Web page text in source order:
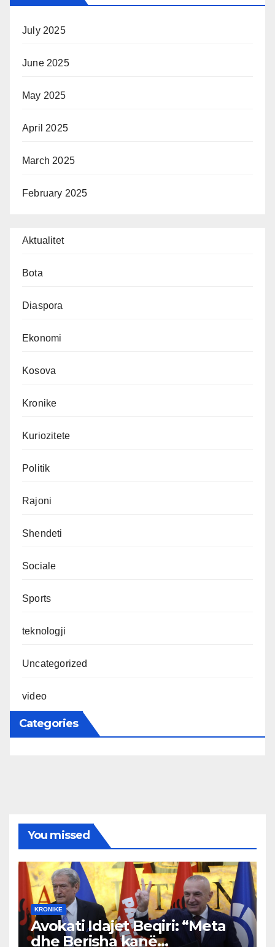
July 2025
June 2025
May 2025
April 2025
March 2025
February 2025
Aktualitet
Bota
Diaspora
Ekonomi
Kosova
Kronike
Kuriozitete
Politik
Rajoni
Shendeti
Sociale
Sports
teknologji
Uncategorized
video
Categories
You missed
KRONIKE
Avokati Idajet Beqiri: “Meta
dhe Berisha kanë